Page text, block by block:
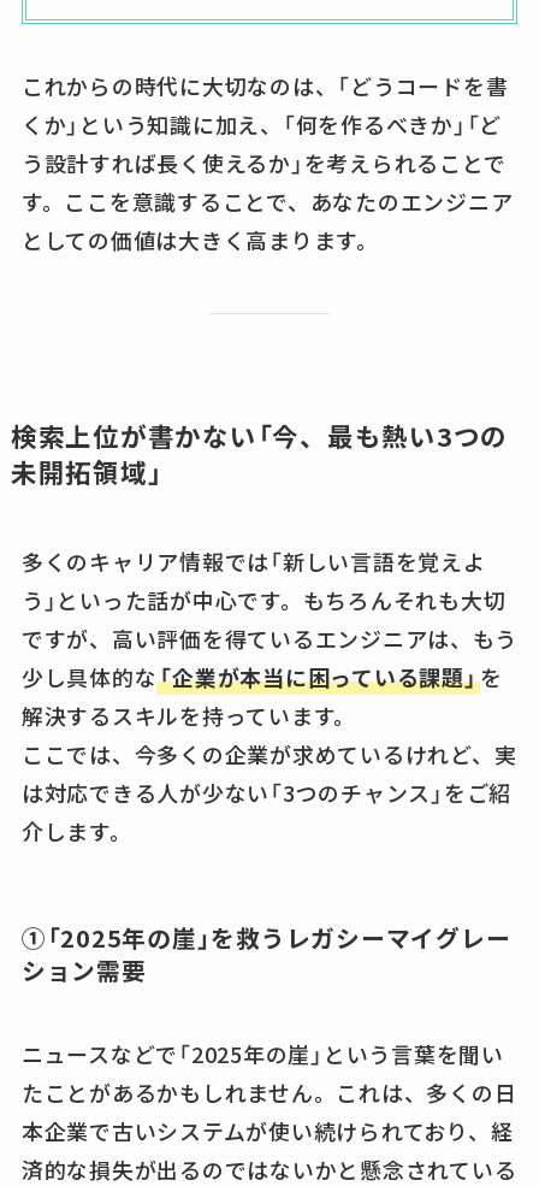
これからの時代に大切なのは、「どうコードを書
くか」という知識に加え、「何を作るべきか」「ど
う設計すれば長く使えるか」を考えられることで
す。ここを意識することで、あなたのエンジニア
としての価値は大きく高まります。
検索上位が書かない「今、最も熱い3つの
未開拓領域」
多くのキャリア情報では「新しい言語を覚えよ
う」といった話が中心です。もちろんそれも大切
ですが、高い評価を得ているエンジニアは、もう
少し具体的な「企業が本当に困っている課題」を
解決するスキルを持っています。
ここでは、今多くの企業が求めているけれど、実
は対応できる人が少ない「3つのチャンス」をご紹
介します。
①「2025年の崖」を救うレガシーマイグレー
ション需要
ニュースなどで「2025年の崖」という言葉を聞い
たことがあるかもしれません。これは、多くの日
本企業で古いシステムが使い続けられており、経
済的な損失が出るのではないかと懸念されている